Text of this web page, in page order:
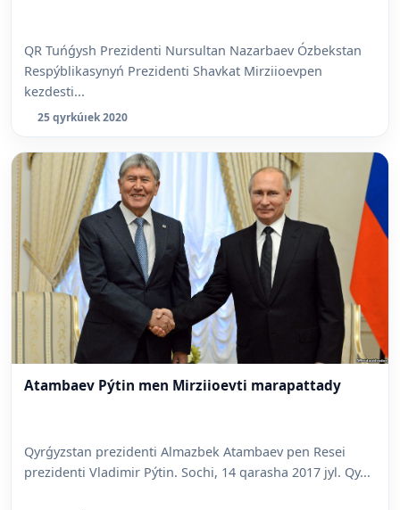
QR Tuńǵysh Prezidenti Nursultan Nazarbaev Ózbekstan
Respýblikasynyń Prezidenti Shavkat Mirziioevpen
kezdesti...
25 qyrkúıek 2020
Atambaev Pýtin men Mirziioevti marapattady
Qyrǵyzstan prezidenti Almazbek Atambaev pen Resei
prezidenti Vladimir Pýtin. Sochi, 14 qarasha 2017 jyl. Qy...